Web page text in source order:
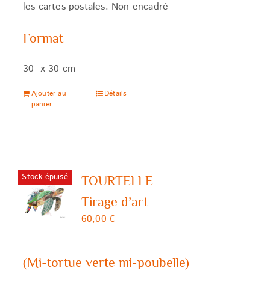
les cartes postales. Non encadré
Format
30 x 30 cm
Ajouter au
panier
Détails
Stock épuisé
TOURTELLE
Tirage d’art
60,00 €
(Mi-tortue verte mi-poubelle)